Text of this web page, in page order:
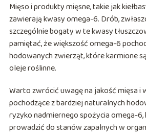
Mięso i produkty mięsne, takie jak
zawierają kwasy omega-6. Drób,
szczególnie bogaty w te kwasy
pamiętać, że większość omega-6
hodowanych zwierząt, które karmione
oleje roślinne.
Warto zwrócić uwagę na jakość mięsa i
pochodzące z bardziej naturalnych
ryzyko nadmiernego spożycia omega-
prowadzić do stanów zapalnych w